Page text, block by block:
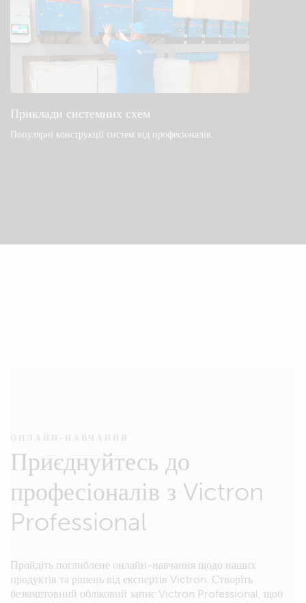
Приклади системних схем
Популярні конструкції систем від професіоналів.
ОНЛАЙН-НАВЧАННЯ
Приєднуйтесь до
професіоналів з Victron
Professional
Пройдіть поглиблене онлайн-навчання щодо наших
продуктів та рішень від експертів Victron. Створіть
безкоштовний обліковий запис Victron Professional, щоб